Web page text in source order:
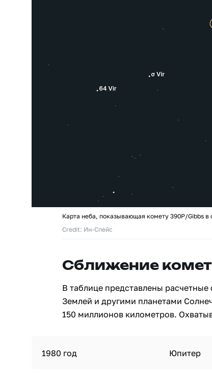
Карта неба, показывающая комету 390P/Gibbs
Credit: Ин-Спейс
Сближение
В таблице представлены
Землей и другими планетами
150 миллионов километров.
1980 год Юпитер